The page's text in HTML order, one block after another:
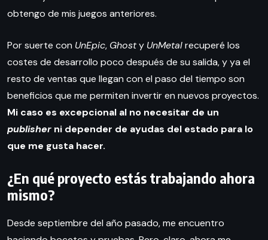
obtengo de mis juegos anteriores.
Por suerte con UnEpic, Ghosty UnMetalrecuperé los
costes de desarrollo poco después de su salida, y ya el
resto de ventas que llegan con el paso del tiempo son
beneficios que me permiten invertir en nuevos proyectos.
Mi caso es excepcional al no necesitar de un
publisher ni depender de ayudas del estado para lo
que me gusta hacer.
¿En qué proyecto estás trabajando ahora
mismo?
Desde septiembre del año pasado, me encuentro